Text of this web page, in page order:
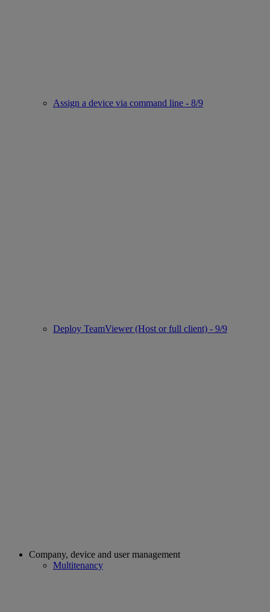
Assign a device via command line - 8/9
Deploy TeamViewer (Host or full client) - 9/9
Company, device and user management
Multitenancy